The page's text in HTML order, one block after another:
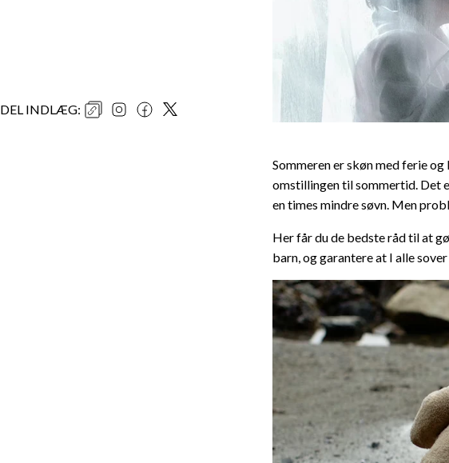
DEL INDLÆG:
Sommeren er skøn med ferie
omstillingen til sommertid. Det
en times mindre søvn. Men
Her får du de bedste råd til at
barn, og garantere at I alle